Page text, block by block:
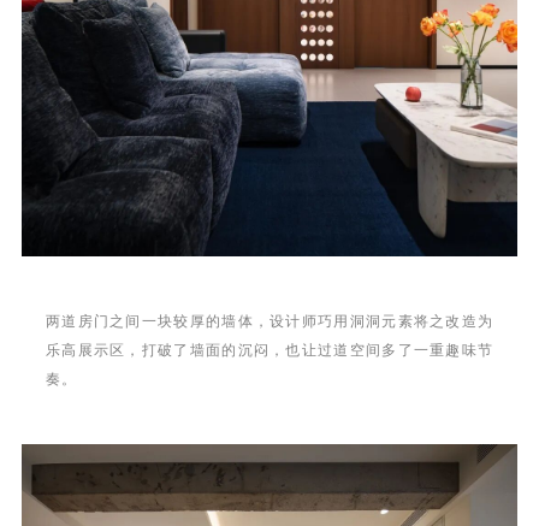
两道房门之间一块较厚的墙体，设计师巧用洞洞元素将之改造为
乐高展示区，打破了墙面的沉闷，也让过道空间多了一重趣味节
奏。